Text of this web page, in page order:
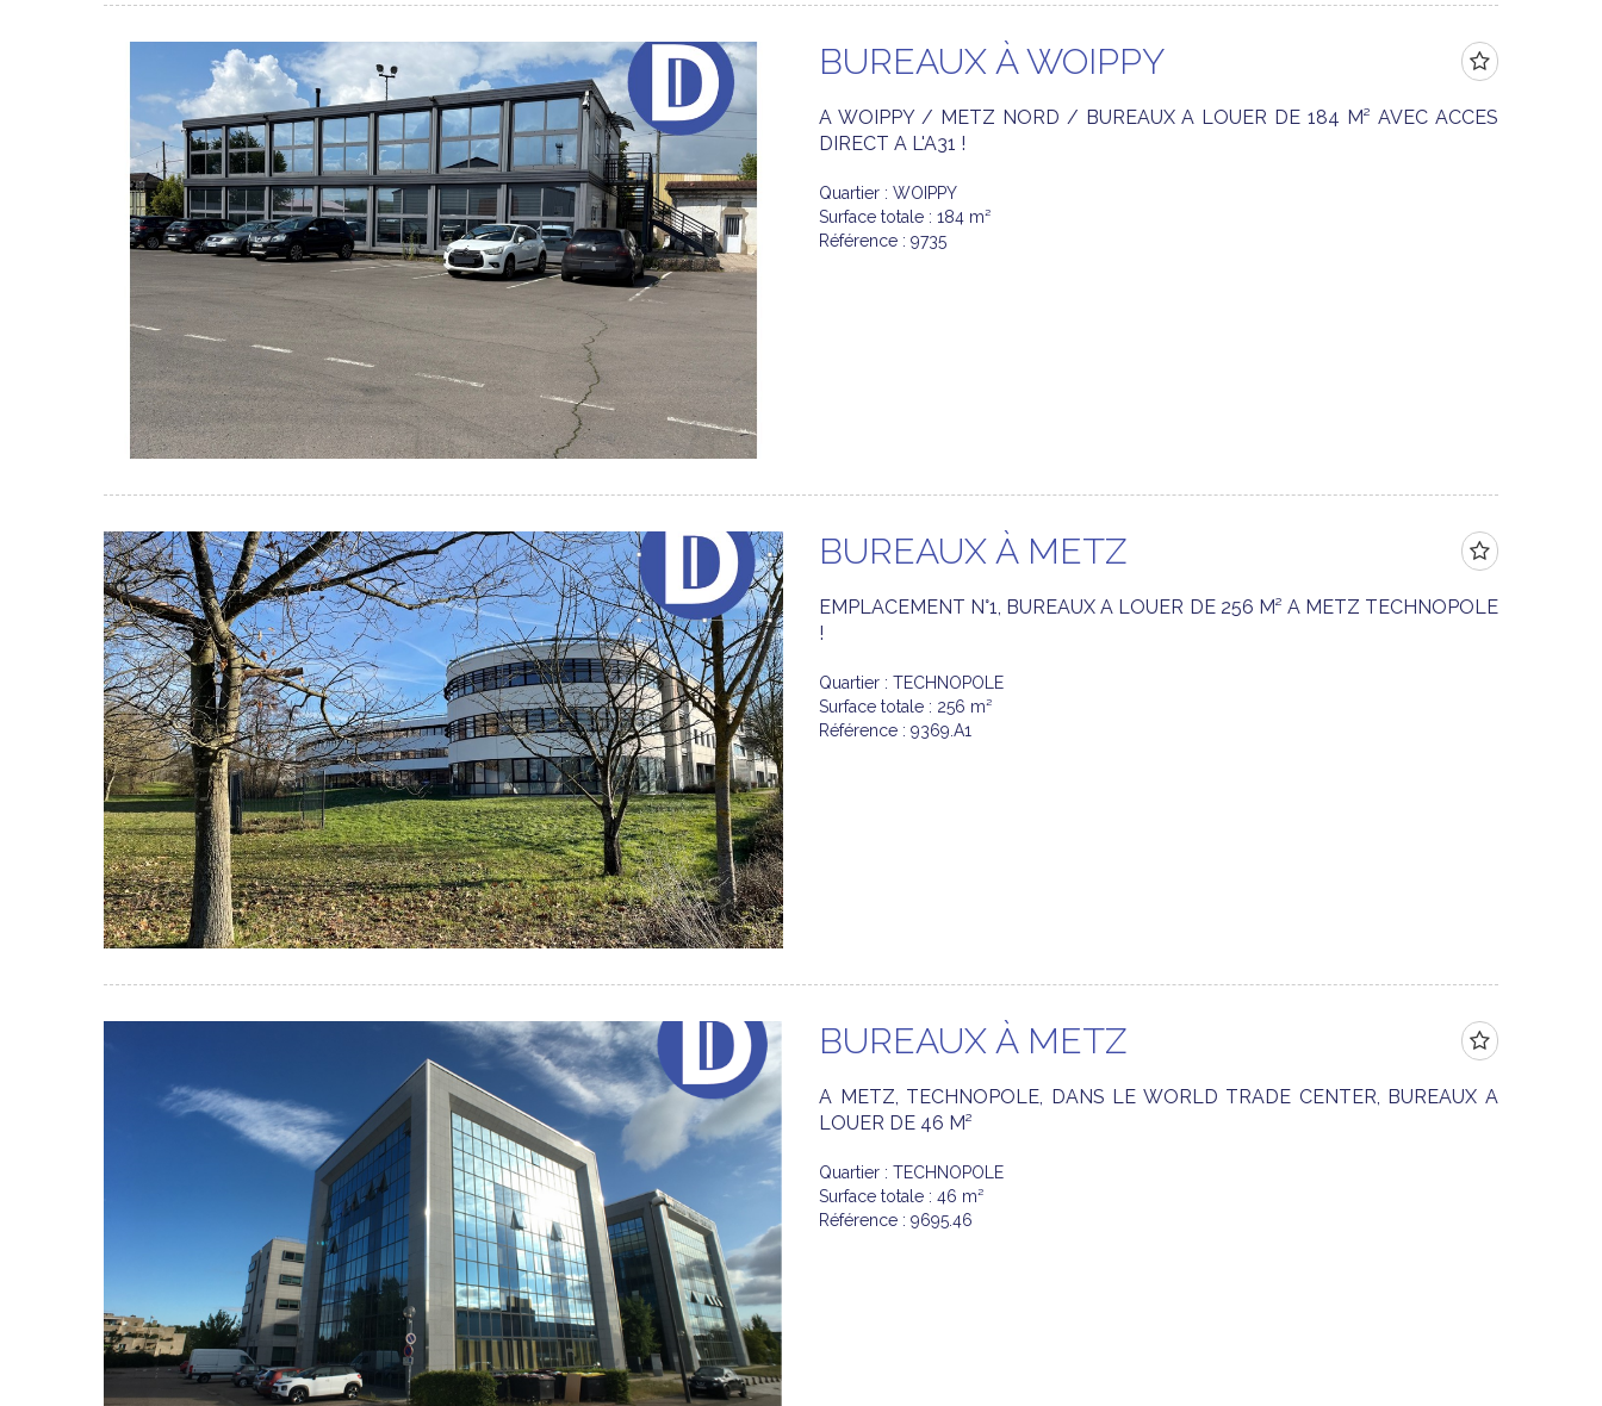
BUREAUX À WOIPPY
A WOIPPY / METZ NORD / BUREAUX A LOUER DE 184 M² AVEC ACCES
DIRECT A L'A31 !
Quartier : WOIPPY
Surface totale : 184 m²
Référence : 9735
BUREAUX À METZ
EMPLACEMENT N°1, BUREAUX A LOUER DE 256 M² A METZ TECHNOPOLE
!
Quartier : TECHNOPOLE
Surface totale : 256 m²
Référence : 9369.A1
BUREAUX À METZ
A METZ, TECHNOPOLE, DANS LE WORLD TRADE CENTER, BUREAUX A
LOUER DE 46 M²
Quartier : TECHNOPOLE
Surface totale : 46 m²
Référence : 9695.46